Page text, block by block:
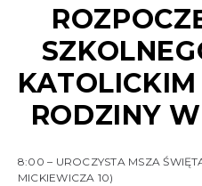
RODZINY
8:00 – UROCZYSTA MSZA
MICKIEWICZA 10)